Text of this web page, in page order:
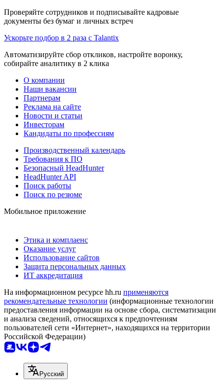
Проверяйте сотрудников и подписывайте кадровые
документы без бумаг и личных встреч
Ускорьте подбор в 2 раза с Talantix
Автоматизируйте сбор откликов, настройте воронку,
собирайте аналитику в 2 клика
О компании
Наши вакансии
Партнерам
Реклама на сайте
Новости и статьи
Инвесторам
Кандидаты по профессиям
Производственный календарь
Требования к ПО
Безопасный HeadHunter
HeadHunter API
Поиск работы
Поиск по резюме
Мобильное приложение
Этика и комплаенс
Оказание услуг
Использование сайтов
Защита персональных данных
ИТ аккредитация
На информационном ресурсе hh.ru применяются
рекомендательные технологии (информационные технологии
предоставления информации на основе сбора, систематизации
и анализа сведений, относящихся к предпочтениям
пользователей сети «Интернет», находящихся на территории
Российской Федерации)
Русский